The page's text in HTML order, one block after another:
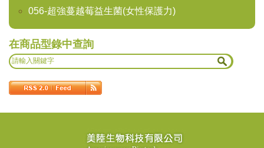
056-超強蔓越莓益生菌(女性保護力)
在商品型錄中查詢